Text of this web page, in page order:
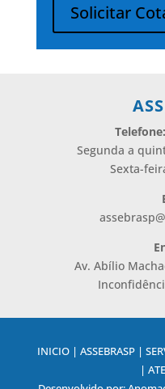
Solicitar
Telefone:
Segunda a
Sexta-
Av. Abílio
INICIO | ASSEBRASP |
|